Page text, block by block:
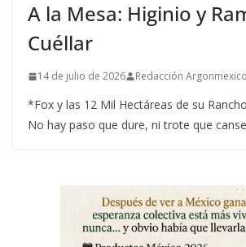
A la Mesa: Higinio y
Cuéllar
14 de julio de 2026 Redacción Argonmexico
*Fox y las 12 Mil Hectáreas de su
No hay paso que dure, ni trote que